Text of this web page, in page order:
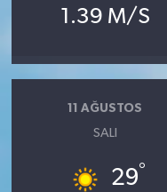
1.39 M/S
11 AĞUSTOS
SALI
29°